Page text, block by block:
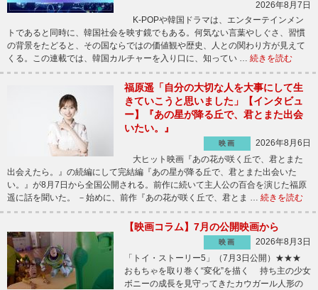
2026年8月7日
K-POPや韓国ドラマは、エンターテインメン
トであると同時に、韓国社会を映す鏡でもある。何気ない言葉やしぐさ、習慣
の背景をたどると、その国ならではの価値観や歴史、人との関わり方が見えて
くる。この連載では、韓国カルチャーを入り口に、知ってい … 続きを読む
福原遥「自分の大切な人を大事にして生
きていこうと思いました」【インタビュ
ー】『あの星が降る丘で、君とまた出会
いたい。』
映画
2026年8月6日
大ヒット映画『あの花が咲く丘で、君とまた
出会えたら。』の続編にして完結編『あの星が降る丘で、君とまた出会いた
い。』が8月7日から全国公開される。前作に続いて主人公の百合を演じた福原
遥に話を聞いた。 －始めに、前作『あの花が咲く丘で、君とま … 続きを読む
【映画コラム】7月の公開映画から
映画
2026年8月3日
「トイ・ストーリー5」（7月3日公開）★★★
おもちゃを取り巻く“変化”を描く 持ち主の少女
ボニーの成長を見守ってきたカウガール人形の